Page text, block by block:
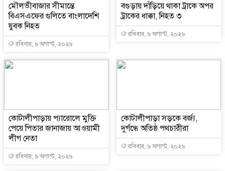
মৌলভীবাজার সীমান্তে
বিএসএফের গুলিতে বাংলাদেশি
যুবক নিহত
রবিবার, ৯ অগাস্ট, ২০২৬
বগুড়ায় দাঁড়িয়ে থাকা ট্রাকে অপর
ট্রাকের ধাক্কা, নিহত ৩
রবিবার, ৯ অগাস্ট, ২০২৬
কোটালীপাড়ায় প্যারোলে মুক্তি
পেয়ে পিতার জানাজায় আওয়ামী
লীগ নেতা
রবিবার, ৯ অগাস্ট, ২০২৬
কোটালীপাড়া সড়কে বর্জ্য,
দুর্গন্ধে অতিষ্ঠ পথচারীরা
রবিবার, ৯ অগাস্ট, ২০২৬